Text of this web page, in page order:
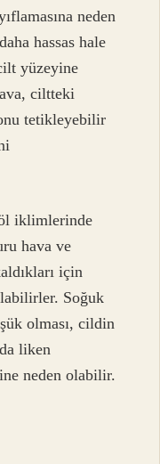
neden
hassas hale
yüzeyine
ciltteki
tetikleyebilir
iklimlerinde
hava ve
için
Soğuk
olması, cildin
liken
neden olabilir.